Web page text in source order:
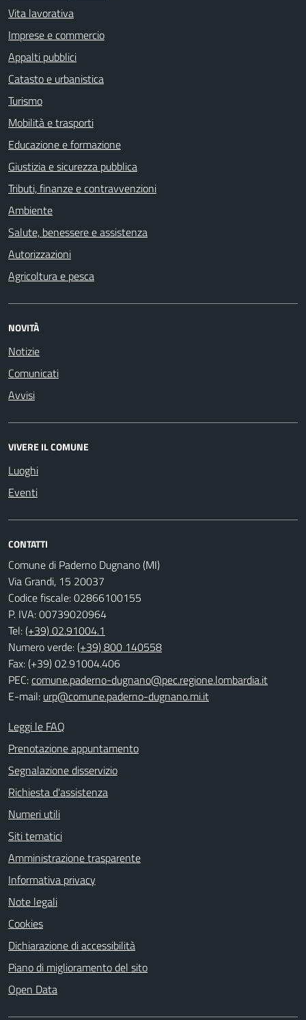
Vita lavorativa
Imprese e commercio
Appalti pubblici
Catasto e urbanistica
Turismo
Mobilità e trasporti
Educazione e formazione
Giustizia e sicurezza pubblica
Tributi, finanze e contravvenzioni
Ambiente
Salute, benessere e assistenza
Autorizzazioni
Agricoltura e pesca
NOVITÀ
Notizie
Comunicati
Avvisi
VIVERE IL COMUNE
Luoghi
Eventi
CONTATTI
Comune di Paderno Dugnano (MI)
Via Grandi, 15 20037
Codice fiscale: 02866100155
P. IVA: 00739020964
Tel:(+39) 02.91004.1
Numero verde:(+39) 800 140558
Fax: (+39) 02.91004.406
PEC:comune.paderno-dugnano@pec.regione.lombardia.it
E-mail: urp@comune.paderno-dugnano.mi.it
Leggi le FAQ
Prenotazione appuntamento
Segnalazione disservizio
Richiesta d'assistenza
Numeri utili
Siti tematici
Amministrazione trasparente
Informativa privacy
Note legali
Cookies
Dichiarazione di accessibilità
Piano di miglioramento del sito
Open Data